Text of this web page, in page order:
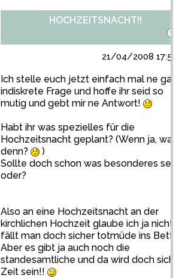
HOCHZEITSNACHT!!
21/04/2008
Ich stelle euch jetzt einfach mal ne
indiskrete Frage und hoffe ihr seid so
mutig und gebt mir ne Antwort!
Habt ihr was spezielles für die
Hochzeitsnacht geplant? (Wenn ja, was
denn?
)
Sollte doch schon was besonderes
oder?
Also an eine Hochzeitsnacht an der
kirchlichen Hochzeit glaube ich ja nicht.
fällt man doch sicher totmüde ins Bett.
Aber es gibt ja auch noch die
standesamtliche und da wird doch
Zeit sein!!